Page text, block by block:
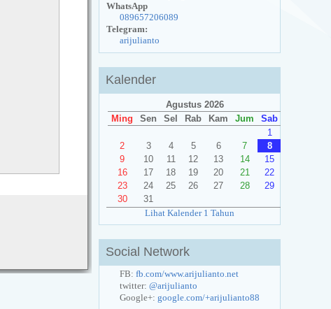
WhatsApp
089657206089
Telegram:
arijulianto
Kalender
Agustus 2026
Ming
Sen Sel Rab Kam Jum
Sab
1
2
3 4 5 6 7
8
9
10 11 12 13 14
15
16
17 18 19 20 21
22
23
24 25 26 27 28
29
30
31
Lihat Kalender 1 Tahun
Social Network
FB: fb.com/www.arijulianto.net
twitter: @arijulianto
Google+: google.com/+arijulianto88